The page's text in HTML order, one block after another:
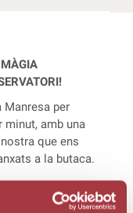
MÀGIA
Manresa per
minut, amb una
que ens
a la butaca.
i la fantasia de la